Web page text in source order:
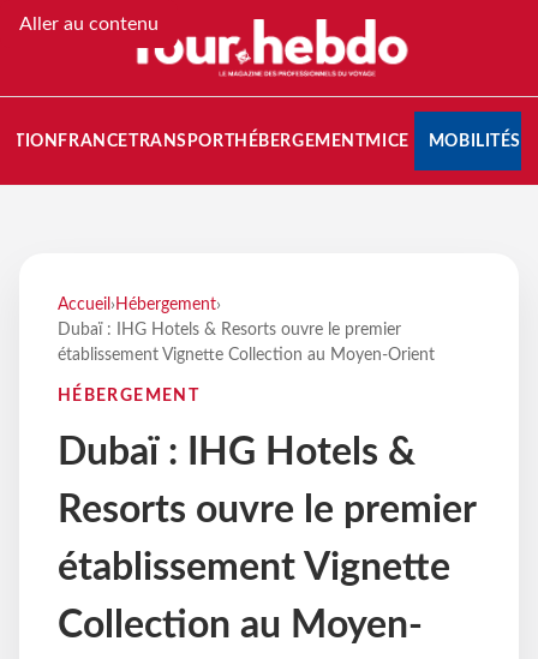
Aller au contenu
FRANCETRANSPORT HÉBERGEMENTMICE MOBILITÉS
Accueil › Hébergement›
Dubaï : IHG Hotels & Resorts ouvre le premier
établissement Vignette Collection au Moyen-Orient
HÉBERGEMENT
Dubaï : IHG Hotels &
Resorts ouvre le premier
établissement Vignette
Collection au Moyen-